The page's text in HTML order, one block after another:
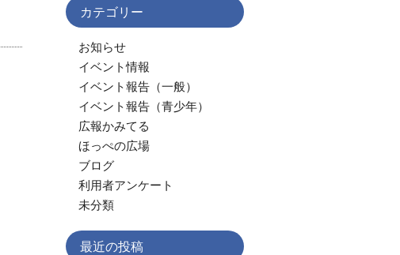
カテゴリー
お知らせ
イベント情報
イベント報告（一般）
イベント報告（青少年）
広報かみてる
ほっぺの広場
ブログ
利用者アンケート
未分類
最近の投稿